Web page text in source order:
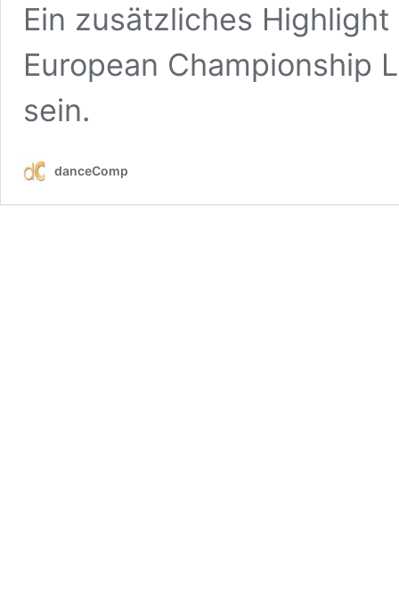
Ein zusätzliches
European Championship
sein.
danceComp